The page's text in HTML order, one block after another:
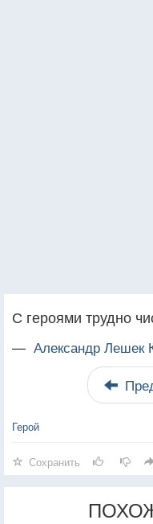
С героями трудно
— Александр Лешек
Герой
Сохранить